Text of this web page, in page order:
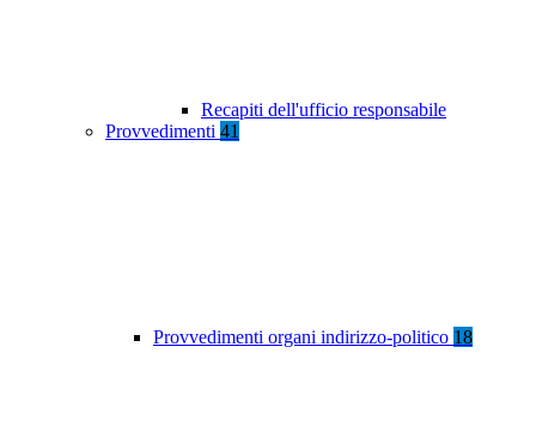
Recapiti dell'ufficio responsabile
Provvedimenti 41
Provvedimenti organi indirizzo-politico 18